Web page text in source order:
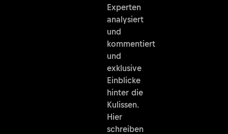
Experten
analysiert
und
kommentiert
und
exklusive
Einblicke
hinter die
Kulissen.
Hier
schreiben